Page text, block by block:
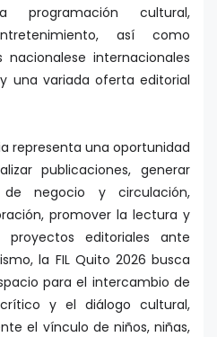
programación cultural,
así como
internacionales
una variada oferta editorial
representa una oportunidad
publicaciones, generar
de negocio y circulación,
promover la lectura y
editoriales ante
la FIL Quito 2026 busca
para el intercambio de
y el diálogo cultural,
el vínculo de niños, niñas,